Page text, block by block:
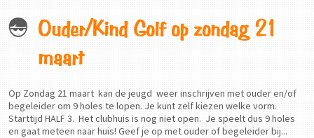
Ouder/Kind Golf op zondag 21
maart
Op Zondag 21 maart kan de jeugd weer inschrijven met ouder en/of
begeleider om 9 holes te lopen. Je kunt zelf kiezen welke vorm.
Starttijd HALF 3. Het clubhuis is nog niet open. Je speelt dus 9 holes
en gaat meteen naar huis! Geef je op met ouder of begeleider bij...